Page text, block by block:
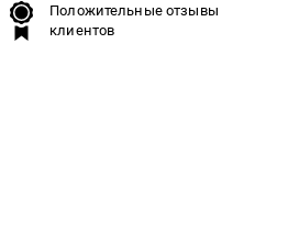
Положительные отзывы
клиентов